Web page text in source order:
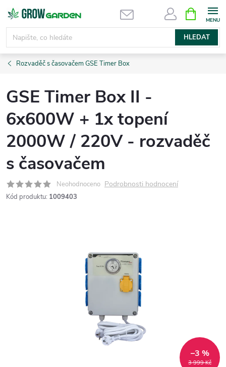
Přejít
obsah
HLEDAT
NÁKUPNÍ
KOŠÍK
Rozvaděč s časovačem GSE Timer Box
GSE Timer Box II -
6x600W + 1x topení
2000W / 220V - rozvaděč
s časovačem
Neohodnoceno Podrobnosti hodnocení
Kód produktu: 1009403
3 999 Kč
–3 %